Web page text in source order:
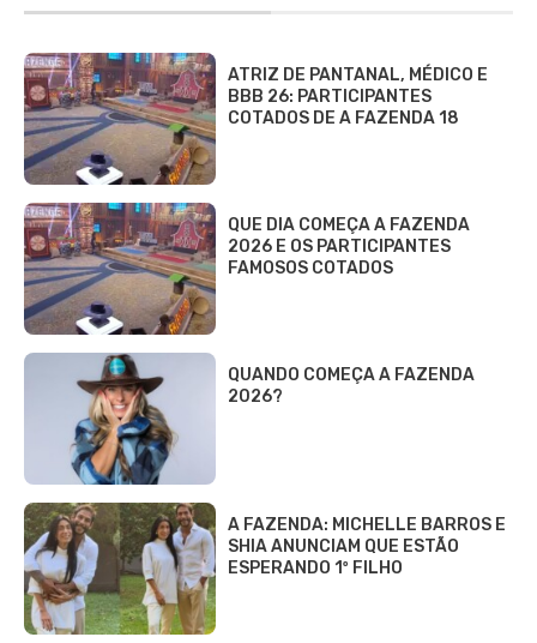
ATRIZ DE PANTANAL, MÉDICO E
BBB 26: PARTICIPANTES
COTADOS DE A FAZENDA 18
QUE DIA COMEÇA A FAZENDA
2026 E OS PARTICIPANTES
FAMOSOS COTADOS
QUANDO COMEÇA A FAZENDA
2026?
A FAZENDA: MICHELLE BARROS E
SHIA ANUNCIAM QUE ESTÃO
ESPERANDO 1º FILHO